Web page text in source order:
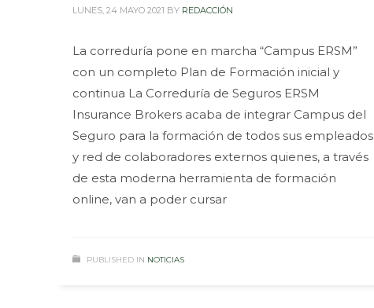
LUNES, 24 MAYO 2021 BY REDACCIÓN
La correduría pone en marcha “Campus ERSM”
con un completo Plan de Formación inicial y
continua La Correduría de Seguros ERSM
Insurance Brokers acaba de integrar Campus del
Seguro para la formación de todos sus empleados
y red de colaboradores externos quienes, a través
de esta moderna herramienta de formación
online, van a poder cursar
PUBLISHED IN NOTICIAS